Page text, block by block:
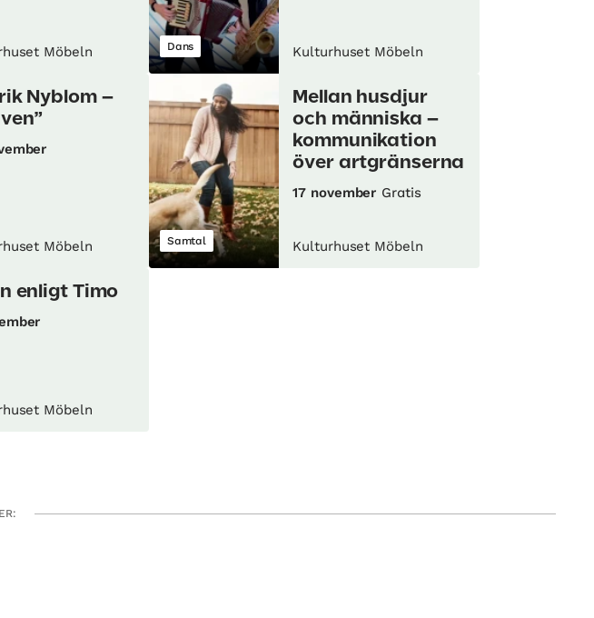
Möbeln Dans Kulturhuset Möbeln
Nyblom –
Möbeln Samtal
Mellan husdjur
och människa –
kommunikation
över artgränserna
17 november Gratis
Kulturhuset Möbeln
enligt Timo
Möbeln